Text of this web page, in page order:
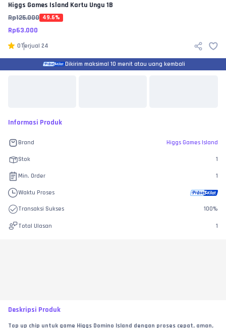
Higgs Games Island Kartu Ungu 1B
Rp125.000 49.6%
Rp63.000
0Terjual 24
Dikirim maksimal 10 menit atau uang kembali
Informasi Produk
Brand Higgs Games Island
Stok 1
Min. Order 1
Waktu Proses
Transaksi Sukses 100%
Total Ulasan 1
Deskripsi Produk
Top up chip untuk game Higgs Domino Island dengan proses cepat, aman,